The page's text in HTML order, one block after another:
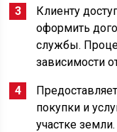
Клиенту
оформить
службы.
зависимости
покупки и
участке земли.